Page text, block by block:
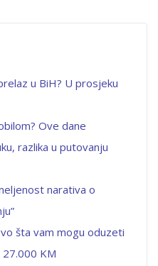
u BiH? U prosjeku
Ove dane
razlika u putovanju
narativa o
šta vam mogu oduzeti
27.000 KM